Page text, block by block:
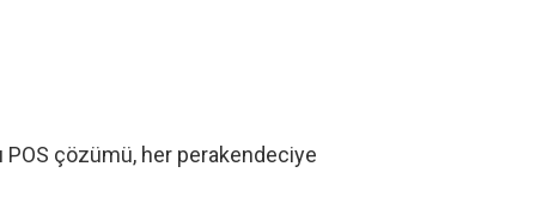
çözümü, her perakendeciye